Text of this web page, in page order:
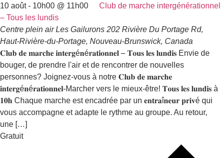
10 août - 10h00 @ 11h00
Club de marche intergénérationnel
– Tous les lundis
Centre plein air Les Gailurons 202 Rivière Du Portage Rd,
Haut-Rivière-du-Portage, Nouveau-Brunswick, Canada
𝐂𝐥𝐮𝐛 𝐝𝐞 𝐦𝐚𝐫𝐜𝐡𝐞 𝐢𝐧𝐭𝐞𝐫𝐠é𝐧é𝐫𝐚𝐭𝐢𝐨𝐧𝐧𝐞𝐥 – 𝐓𝐨𝐮𝐬 𝐥𝐞𝐬 𝐥𝐮𝐧𝐝𝐢𝐬 Envie de
bouger, de prendre l'air et de rencontrer de nouvelles
personnes? Joignez-vous à notre 𝐂𝐥𝐮𝐛 𝐝𝐞 𝐦𝐚𝐫𝐜𝐡𝐞
𝐢𝐧𝐭𝐞𝐫𝐠é𝐧é𝐫𝐚𝐭𝐢𝐨𝐧𝐧𝐞𝐥-Marcher vers le mieux-être! 𝐓𝐨𝐮𝐬 𝐥𝐞𝐬 𝐥𝐮𝐧𝐝𝐢𝐬 à
𝟏𝟎𝐡 Chaque marche est encadrée par un 𝐞𝐧𝐭𝐫𝐚î𝐧𝐞𝐮𝐫 𝐩𝐫𝐢𝐯é qui
vous accompagne et adapte le rythme au groupe. Au retour,
une […]
Gratuit